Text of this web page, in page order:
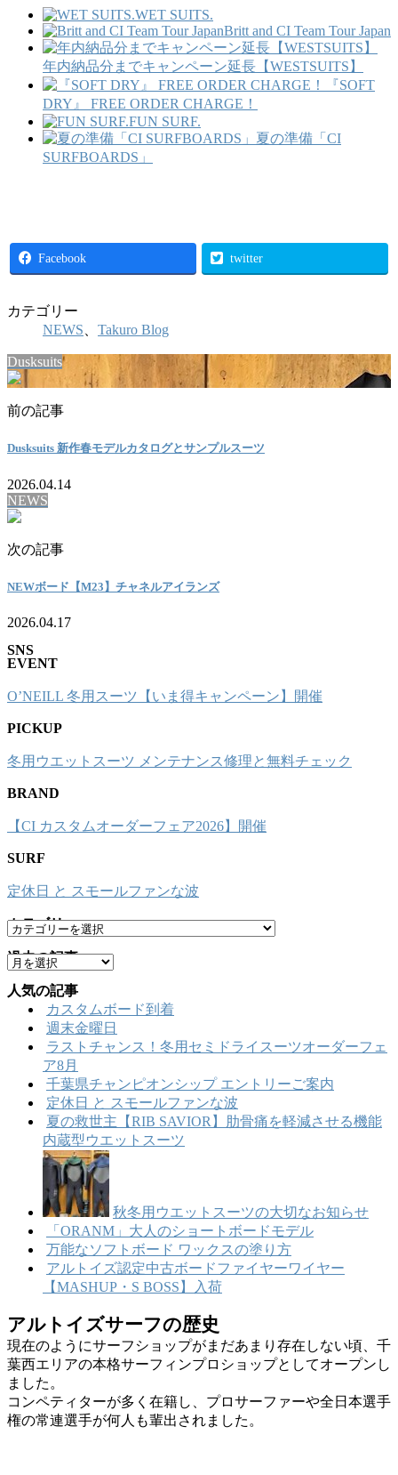
WET SUITS.
Britt and CI Team Tour Japan
年内納品分までキャンペーン延長【WESTSUITS】
『SOFT
DRY』 FREE ORDER CHARGE！
FUN SURF.
夏の準備「CI
SURFBOARDS」
Facebook twitter
カテゴリー
NEWS
Takuro Blog
Dusksuits
前の記事
Dusksuits 新作春モデルカタログとサンプルスーツ
2026.04.14
NEWS
次の記事
NEWボード【M23】チャネルアイランズ
2026.04.17
SNS
EVENT
O’NEILL 冬用スーツ【いま得キャンペーン】開催
PICKUP
冬用ウエットスーツ メンテナンス修理と無料チェック
BRAND
【CI カスタムオーダーフェア2026】開催
SURF
定休日 と スモールファンな波
カテゴリー
カ
ゴ
リ
ー
過去の記事
ア
ー
カ
人気の記事
カスタムボード到着
週末金曜日
ラストチャンス！冬用セミドライスーツオーダーフェ
ア8月
千葉県チャンピオンシップ エントリーご案内
定休日 と スモールファンな波
夏の救世主【RIB SAVIOR】肋骨痛を軽減させる機能
内蔵型ウエットスーツ
秋冬用ウエットスーツの大切なお知らせ
「ORANM」大人のショートボードモデル
万能なソフトボード ワックスの塗り方
アルトイズ認定中古ボードファイヤーワイヤー
【MASHUP・S BOSS】入荷
アルトイズサーフの歴史
現在のようにサーフショップがまだあまり存在しない頃、千
葉西エリアの本格サーフィンプロショップとしてオープンし
ました。
コンペティターが多く在籍し、プロサーファーや全日本選手
権の常連選手が何人も輩出されました。